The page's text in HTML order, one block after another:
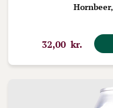
Hornbeer,
32,00 kr.